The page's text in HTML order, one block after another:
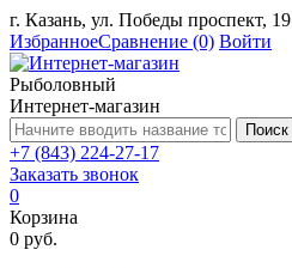
г. Казань, ул. Победы проспект, 19
ИзбранноеСравнение (0) Войти
Рыболовный
Интернет-магазин
Поиск
+7 (843) 224-27-17
Заказать звонок
0
Корзина
0 руб.